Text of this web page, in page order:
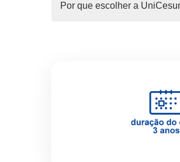
Por que escolher a